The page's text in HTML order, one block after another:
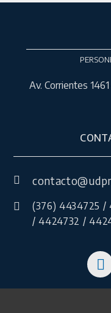
Av. Corrientes
(376) 4434725
/ 4424732 /